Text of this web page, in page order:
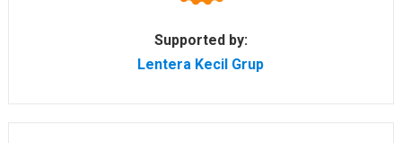
Supported by:
Lentera Kecil Grup